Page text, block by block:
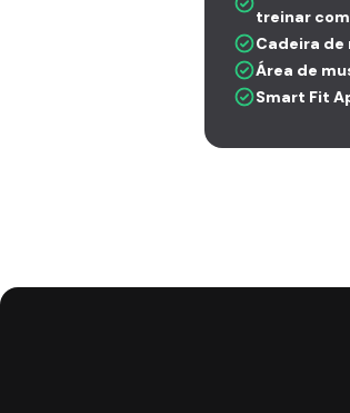
treinar
Cadeira de
Área de
Smart Fit